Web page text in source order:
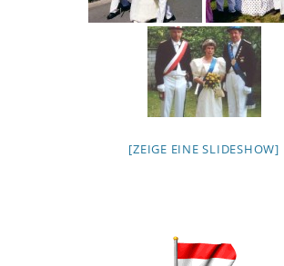
[ZEIGE EINE SLIDESHOW]